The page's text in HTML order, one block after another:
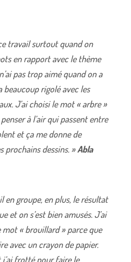
travail surtout quand on
en rapport avec le thème
pas trop aimé quand on a
beaucoup rigolé avec les
J’ai choisi le mot « arbre »
à l’air qui passent entre
et ça me donne de
prochains dessins. »Abla
en groupe, en plus, le résultat
et on s’est bien amusés. J’ai
mot « brouillard » parce que
avec un crayon de papier.
j’ai frotté pour faire le